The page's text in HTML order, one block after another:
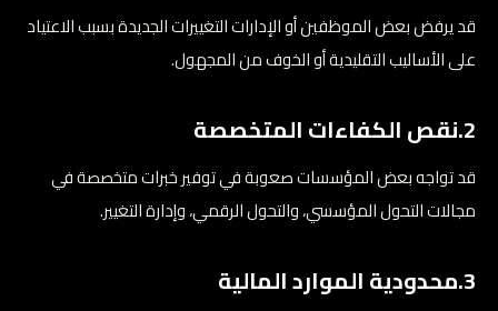
قد يرفض بعض الموظفين أو الإدارات التغييرات الجديدة بسبب الاعتياد
على الأساليب التقليدية أو الخوف من المجهول.
2.نقص الكفاءات المتخصصة
قد تواجه بعض المؤسسات صعوبة في توفير خبرات متخصصة في
مجالات التحول المؤسسي، والتحول الرقمي، وإدارة التغيير.
3.محدودية الموارد المالية